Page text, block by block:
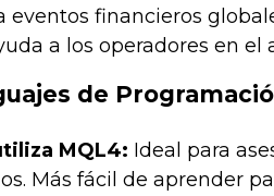
eventos financieros
a los operadores en el
de
MQL4: Ideal para
Más fácil de aprender